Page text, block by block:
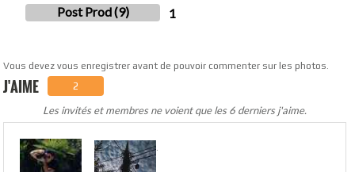
Post Prod (9)
1
Vous devez vous enregistrer avant de pouvoir commenter sur les photos.
J'AIME 2
Les invités et membres ne voient que les 6 derniers j'aime.
.